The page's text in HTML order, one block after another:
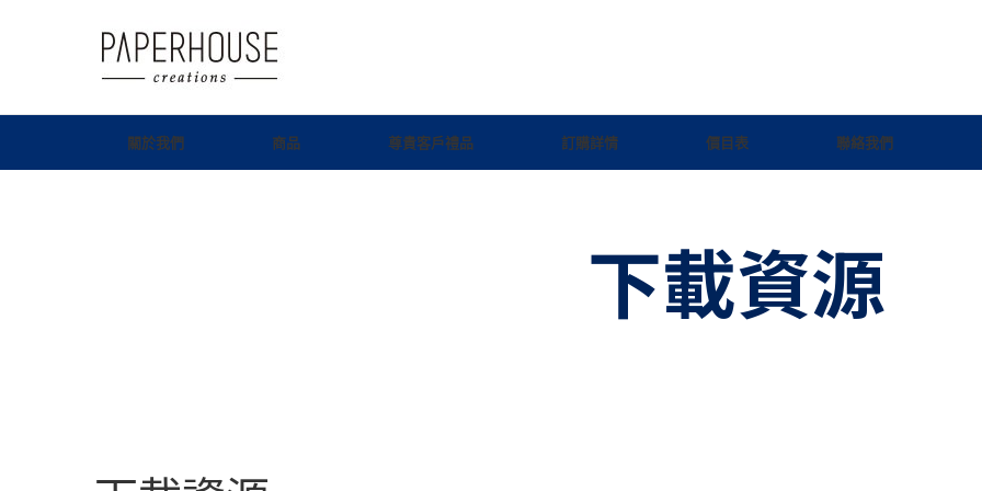
關於我們 商品 尊貴客戶禮品 訂購詳情 價目表 聯絡我們
下載資源